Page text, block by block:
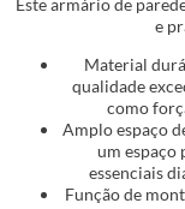
e
Material
qualidade
como
Amplo espaço
um espaço
essenciais
Função de